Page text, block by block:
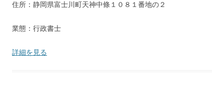
住所：静岡県富士川町天神中條１０８１番地の２
業態：行政書士
詳細を見る